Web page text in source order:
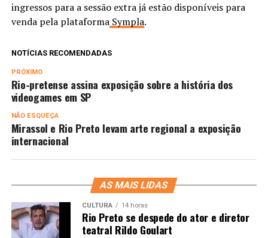
ingressos para a sessão extra já estão disponíveis para
venda pela plataformaSympla.
NOTÍCIAS RECOMENDADAS
PRÓXIMO
Rio-pretense assina exposição sobre a história dos
videogames em SP
NÃO ESQUEÇA
Mirassol e Rio Preto levam arte regional a exposição
internacional
AS MAIS LIDAS
CULTURA 14 horas
Rio Preto se despede do ator e diretor
teatral Rildo Goulart